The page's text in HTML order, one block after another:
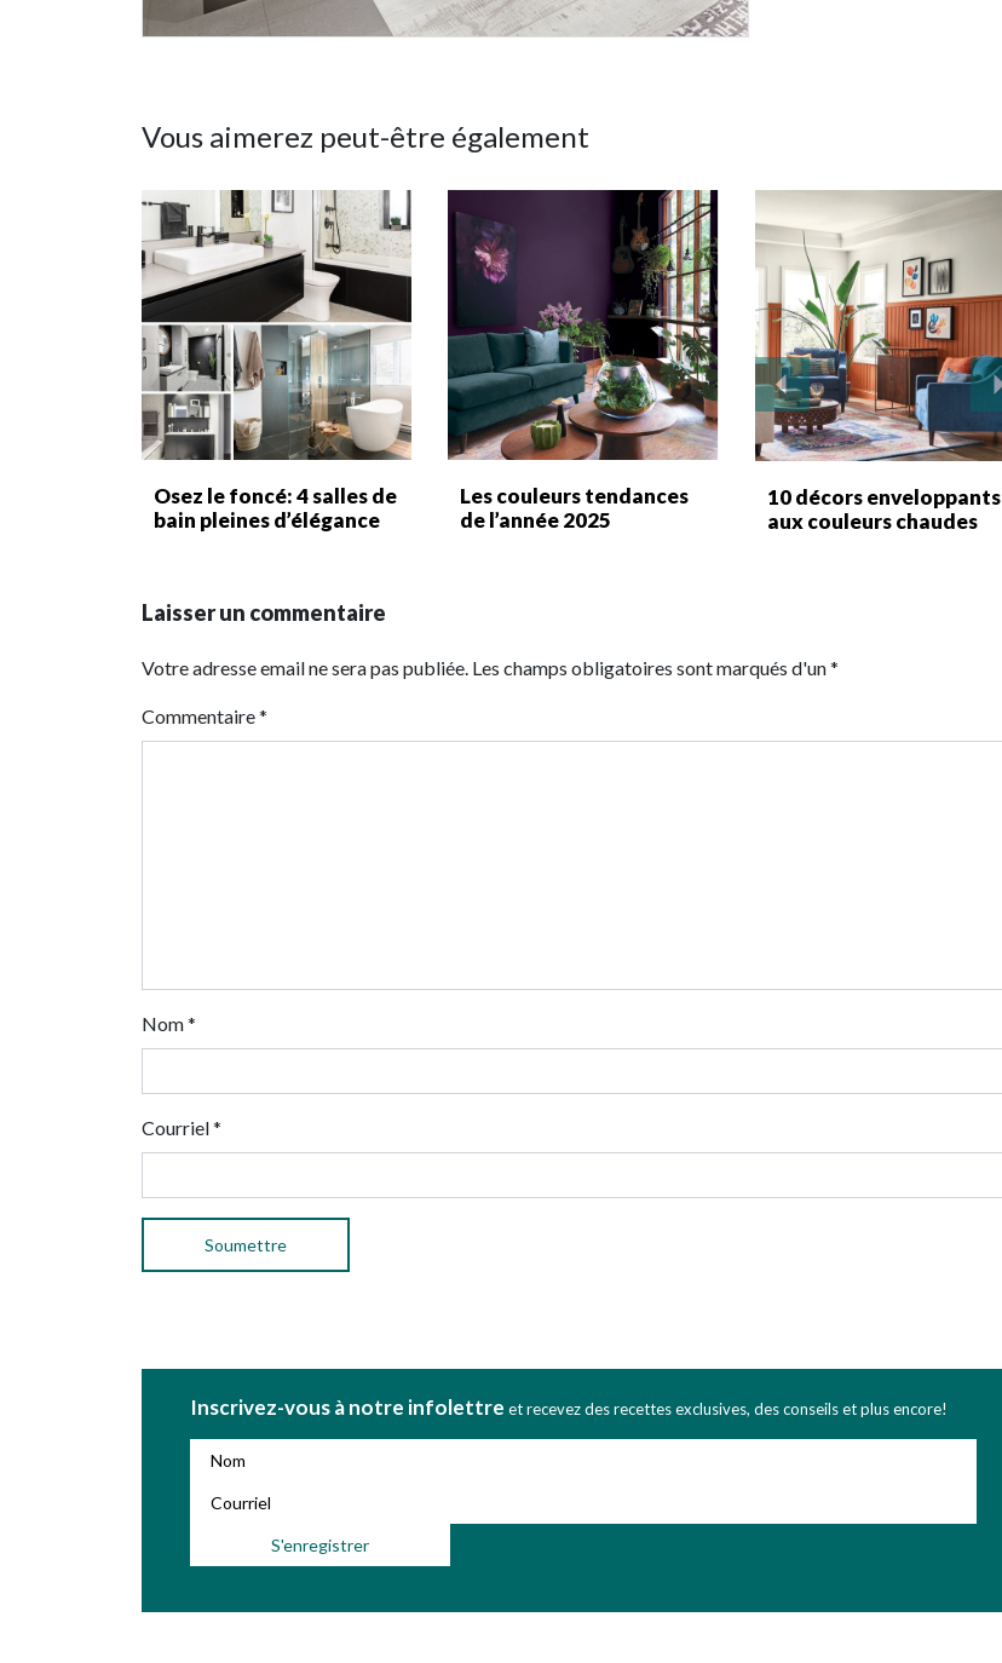
Vous aimerez peut-être également
Osez le foncé: 4 salles de
bain pleines d’élégance
Les couleurs tendances
de l’année 2025
10 décors enveloppants
aux couleurs chaudes
Laisser un commentaire
Votre adresse email ne sera pas publiée. Les champs obligatoires sont marqués d'un *
Commentaire*
Nom*
Courriel*
Inscrivez-vous à notre infolettre et recevez des recettes exclusives, des conseils et plus encore!